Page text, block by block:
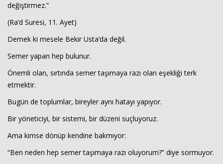
değiştirmez.”
(Ra’d Suresi, 11. Ayet)
Demek ki mesele Bekir Usta’da değil.
Semer yapan hep bulunur.
Önemli olan, sırtında semer taşımaya razı olan eşekliği terk
etmektir.
Bugün de toplumlar, bireyler aynı hatayı yapıyor.
Bir yöneticiyi, bir sistemi, bir düzeni suçluyoruz.
Ama kimse dönüp kendine bakmıyor:
“Ben neden hep semer taşımaya razı oluyorum?” diye sormuyor.